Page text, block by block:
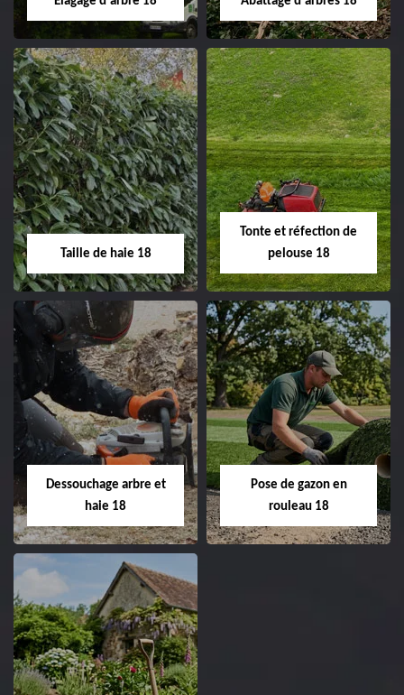
changement grillage et
clôture 18 Cher tel:
02.52.56.49.40
Elagage d'arbre 18
Entreprise élagage
d'arbre 18 Cher tel:
02.52.56.49.40
Abattage d'arbres
18
Entreprise abattage
Taille de haie 18
Taille de haie 18
Entreprise taille de haie
18 Cher tel:
02.52.56.49.40
Tonte et réfection de
pelouse 18
Tonte et réfection
de pelouse 18
Entreprise tonte et
Cher tel: 02.52.56.49.40
Dessouchage arbre et
haie 18
Dessouchage arbre
et haie 18
Pose de gazon en
rouleau 18